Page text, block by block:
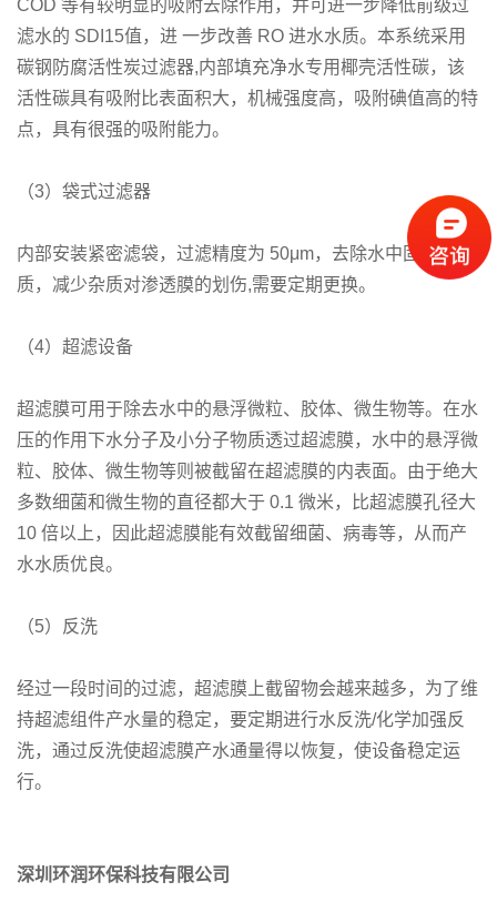
COD 等有较明显的吸附去除作用，并可进一步降低前级过
滤水的 SDI15值，进 一步改善 RO 进水水质。本系统采用
碳钢防腐活性炭过滤器,内部填充净水专用椰壳活性碳，该
活性碳具有吸附比表面积大，机械强度高，吸附碘值高的特
点，具有很强的吸附能力。
（3）袋式过滤器
内部安装紧密滤袋，过滤精度为 50μm，去除水中固体物
质，减少杂质对渗透膜的划伤,需要定期更换。
（4）超滤设备
超滤膜可用于除去水中的悬浮微粒、胶体、微生物等。在水
压的作用下水分子及小分子物质透过超滤膜，水中的悬浮微
粒、胶体、微生物等则被截留在超滤膜的内表面。由于绝大
多数细菌和微生物的直径都大于 0.1 微米，比超滤膜孔径大
10 倍以上，因此超滤膜能有效截留细菌、病毒等，从而产
水水质优良。
（5）反洗
经过一段时间的过滤，超滤膜上截留物会越来越多，为了维
持超滤组件产水量的稳定，要定期进行水反洗/化学加强反
洗，通过反洗使超滤膜产水通量得以恢复，使设备稳定运
行。
深圳环润环保科技有限公司